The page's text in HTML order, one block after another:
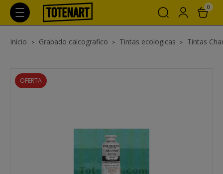
0
Inicio Grabado calcografico Tintas ecologicas Tintas
OFERTA